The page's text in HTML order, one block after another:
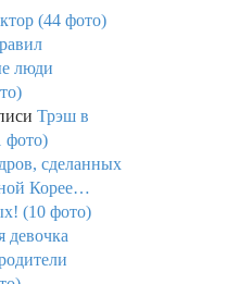
(44 фото)
люди
Трэш в
фото)
сделанных
Корее…
(10 фото)
девочка